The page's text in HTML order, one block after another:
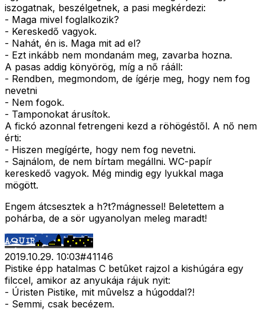
iszogatnak, beszélgetnek, a pasi megkérdezi:
- Maga mivel foglalkozik?
- Kereskedő vagyok.
- Nahát, én is. Maga mit ad el?
- Ezt inkább nem mondanám meg, zavarba hozna.
A pasas addig könyörög, míg a nő rááll:
- Rendben, megmondom, de ígérje meg, hogy nem fog
nevetni
- Nem fogok.
- Tamponokat árusítok.
A fickó azonnal fetrengeni kezd a röhögéstől. A nő nem
érti:
- Hiszen megígérte, hogy nem fog nevetni.
- Sajnálom, de nem bírtam megállni. WC-papír
kereskedő vagyok. Még mindig egy lyukkal maga
mögött.
Engem átcsesztek a h?t?mágnessel! Beletettem a
pohárba, de a sör ugyanolyan meleg maradt!
2019.10.29. 10:03#41146
Pistike épp hatalmas C betûket rajzol a kishúgára egy
filccel, amikor az anyukája rájuk nyit:
- Úristen Pistike, mit mûvelsz a húgoddal?!
- Semmi, csak becézem.